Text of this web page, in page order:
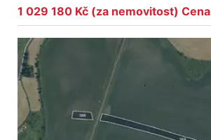
1 029 180 Kč (za nemovitost) Cena